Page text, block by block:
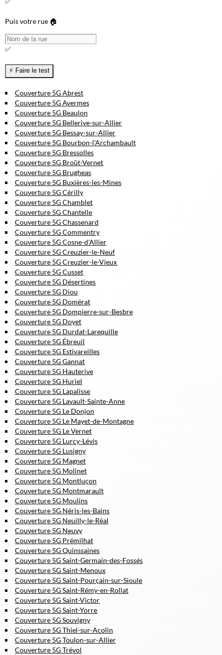
Puis votre rue 🏠
✅
Couverture 5G Abrest
Couverture 5G Avermes
Couverture 5G Beaulon
Couverture 5G Bellerive-sur-Allier
Couverture 5G Bessay-sur-Allier
Couverture 5G Bourbon-l'Archambault
Couverture 5G Bressolles
Couverture 5G Broût-Vernet
Couverture 5G Brugheas
Couverture 5G Buxières-les-Mines
Couverture 5G Cérilly
Couverture 5G Chamblet
Couverture 5G Chantelle
Couverture 5G Chassenard
Couverture 5G Commentry
Couverture 5G Cosne-d'Allier
Couverture 5G Creuzier-le-Neuf
Couverture 5G Creuzier-le-Vieux
Couverture 5G Cusset
Couverture 5G Désertines
Couverture 5G Diou
Couverture 5G Domérat
Couverture 5G Dompierre-sur-Besbre
Couverture 5G Doyet
Couverture 5G Durdat-Larequille
Couverture 5G Ébreuil
Couverture 5G Estivareilles
Couverture 5G Gannat
Couverture 5G Hauterive
Couverture 5G Huriel
Couverture 5G Lapalisse
Couverture 5G Lavault-Sainte-Anne
Couverture 5G Le Donjon
Couverture 5G Le Mayet-de-Montagne
Couverture 5G Le Vernet
Couverture 5G Lurcy-Lévis
Couverture 5G Lusigny
Couverture 5G Magnet
Couverture 5G Molinet
Couverture 5G Montluçon
Couverture 5G Montmarault
Couverture 5G Moulins
Couverture 5G Néris-les-Bains
Couverture 5G Neuilly-le-Réal
Couverture 5G Neuvy
Couverture 5G Prémilhat
Couverture 5G Quinssaines
Couverture 5G Saint-Germain-des-Fossés
Couverture 5G Saint-Menoux
Couverture 5G Saint-Pourçain-sur-Sioule
Couverture 5G Saint-Rémy-en-Rollat
Couverture 5G Saint-Victor
Couverture 5G Saint-Yorre
Couverture 5G Souvigny
Couverture 5G Thiel-sur-Acolin
Couverture 5G Toulon-sur-Allier
Couverture 5G Trévol